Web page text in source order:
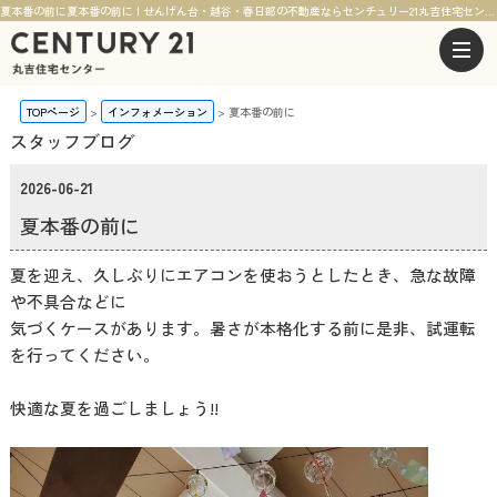
夏本番の前に夏本番の前に | せんげん台・越谷・春日部の不動産ならセンチュリー21丸吉住宅センター
TOPページ インフォメーション 夏本番の前に
スタッフブログ
2026-06-21
夏本番の前に
夏を迎え、久しぶりにエアコンを使おうとしたとき、急な故障
や不具合などに
気づくケースがあります。暑さが本格化する前に是非、試運転
を行ってください。
快適な夏を過ごしましょう!!